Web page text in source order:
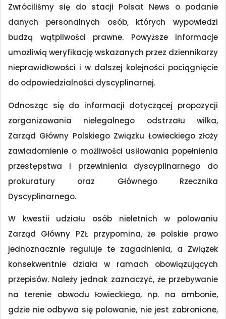
Zwróciliśmy się do stacji Polsat News o podanie
danych personalnych osób, których wypowiedzi
budzą wątpliwości prawne. Powyższe informacje
umożliwią weryfikację wskazanych przez dziennikarzy
nieprawidłowości i w dalszej kolejności pociągnięcie
do odpowiedzialności dyscyplinarnej.
Odnosząc się do informacji dotyczącej propozycji
zorganizowania nielegalnego odstrzału wilka,
Zarząd Główny Polskiego Związku Łowieckiego złoży
zawiadomienie o możliwości usiłowania popełnienia
przestępstwa i przewinienia dyscyplinarnego do
prokuratury oraz Głównego Rzecznika
Dyscyplinarnego.
W kwestii udziału osób nieletnich w polowaniu
Zarząd Główny PZŁ przypomina, że polskie prawo
jednoznacznie reguluje te zagadnienia, a Związek
konsekwentnie działa w ramach obowiązujących
przepisów. Należy jednak zaznaczyć, że przebywanie
na terenie obwodu łowieckiego, np. na ambonie,
gdzie nie odbywa się polowanie, nie jest zabronione,